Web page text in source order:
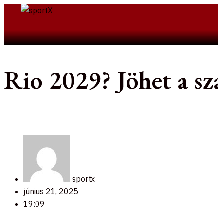
Skip
contentSearch
Rio 2029? Jöhet a
sportx
június 21, 2025
19:09